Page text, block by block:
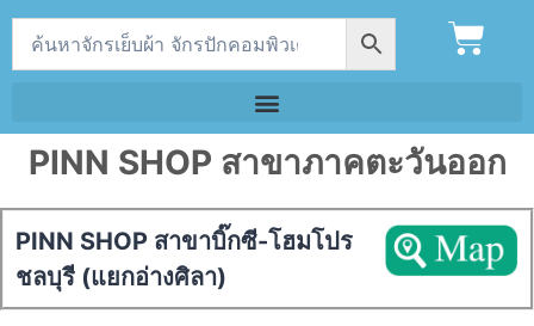
PINN SHOP สาขาภาคตะวันออก
PINN SHOP สาขาบิ๊กซี-โฮมโปร
ชลบุรี (แยกอ่างศิลา)